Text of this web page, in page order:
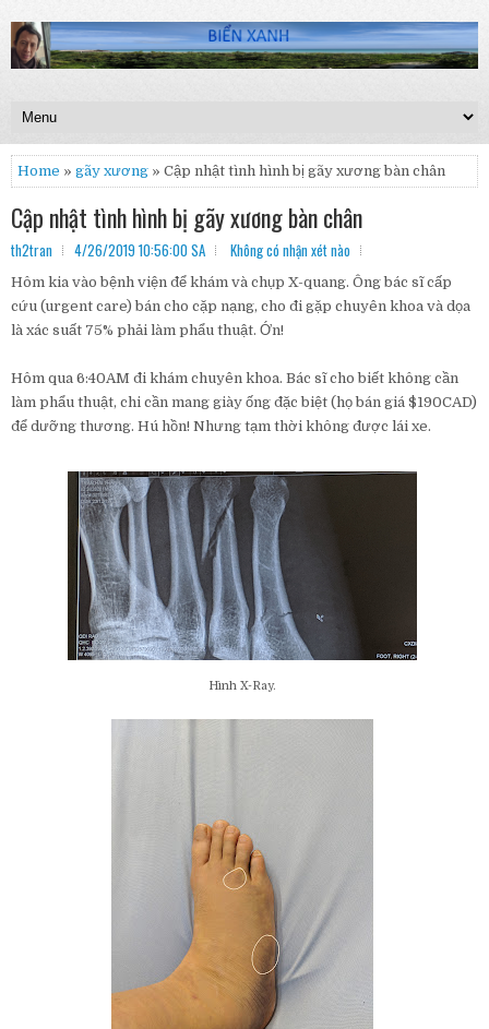
Home » gãy xương » Cập nhật tình hình bị gãy xương bàn chân
Cập nhật tình hình bị gãy xương bàn chân
th2tran 4/26/2019 10:56:00 SA Không có nhận xét nào
Hôm kia vào bệnh viện để khám và chụp X-quang. Ông bác sĩ cấp
cứu (urgent care) bán cho cặp nạng, cho đi gặp chuyên khoa và dọa
là xác suất 75% phải làm phẩu thuật. Ớn!
Hôm qua 6:40AM đi khám chuyên khoa. Bác sĩ cho biết không cần
làm phẩu thuật, chi cần mang giày ống đặc biệt (họ bán giá $190CAD)
để dưỡng thương. Hú hồn! Nhưng tạm thời không được lái xe.
Hình X-Ray.